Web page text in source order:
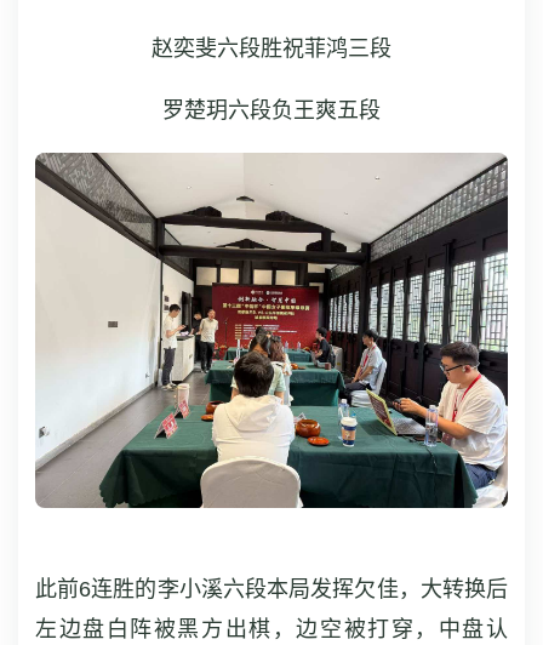
赵奕斐六段胜祝菲鸿三段
罗楚玥六段负王爽五段
此前6连胜的李小溪六段本局发挥欠佳，大转换后
左边盘白阵被黑方出棋，边空被打穿，中盘认